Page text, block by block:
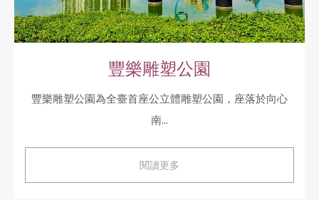
豐樂雕塑公園
豐樂雕塑公園為全臺首座公立體雕塑公園，座落於向心
南...
閱讀更多